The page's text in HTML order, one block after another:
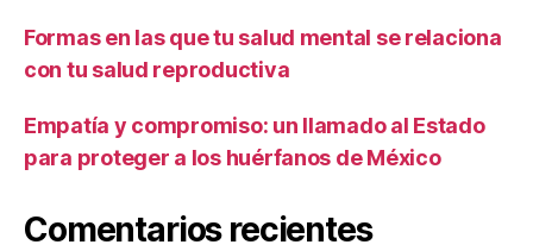
Formas en las que tu salud mental se relaciona
con tu salud reproductiva
Empatía y compromiso: un llamado al Estado
para proteger a los huérfanos de México
Comentarios recientes